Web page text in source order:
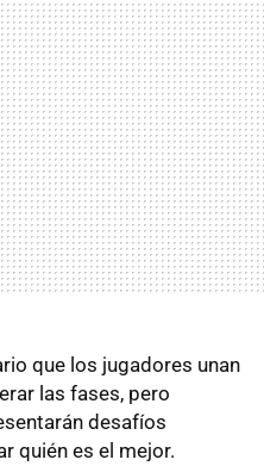
que los jugadores unan
las fases, pero
desafíos
quién es el mejor.